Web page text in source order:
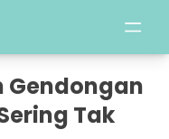
Gendongan
Tak